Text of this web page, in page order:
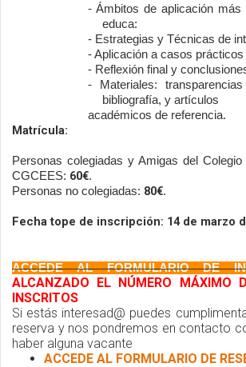
- Ámbitos de aplicación más
educa:
- Estrategias y Técnicas de
- Aplicación a casos prácticos
- Reflexión final y
- Materiales:
bibliografía, y artículos
académicos de referencia.
Matrícula:
Personas colegiadas y Amigas del
CGCEES: 60€.
Personas no colegiadas: 80€.
Fecha tope de inscripción: 14 de marzo
ACCEDE AL FORMULARIO DE
ALCANZADO EL NÚMERO MÁXIMO
INSCRITOS
Si estás interesad@ puedes
reserva y nos pondremos en contacto
haber alguna vacante
ACCEDE AL FORMULARIO DE